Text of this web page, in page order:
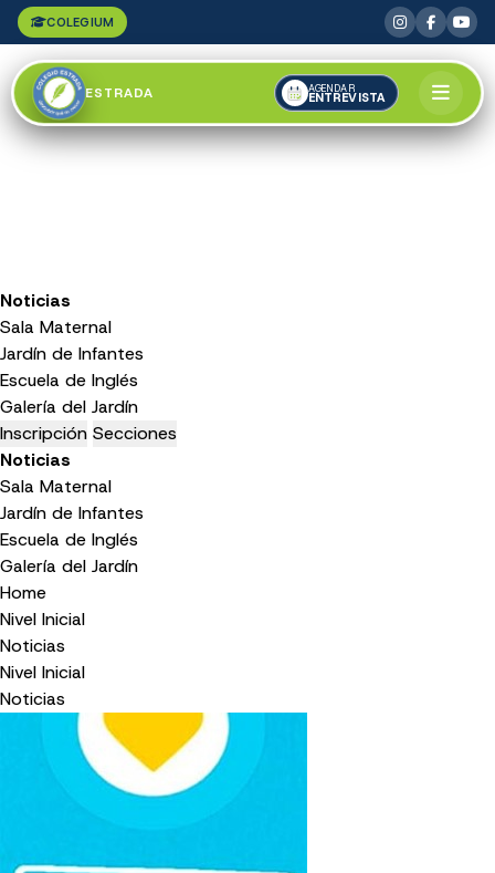
COLEGIUM
ESTRADA AGENDAR
ENTREVISTA
Noticias
Sala Maternal
Jardín de Infantes
Escuela de Inglés
Galería del Jardín
Inscripción Secciones
Noticias
Sala Maternal
Jardín de Infantes
Escuela de Inglés
Galería del Jardín
Home
Nivel Inicial
Noticias
Nivel Inicial
Noticias